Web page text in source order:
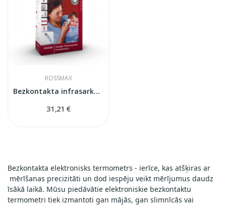
ROSSMAX
Bezkontakta infrasarkanais termometrs ROSSMAX...
31,21 €
Bezkontakta elektronisks termometrs - ierīce, kas atšķiras ar
mērīšanas precizitāti un dod iespēju veikt mērījumus daudz
īsākā laikā. Mūsu piedāvātie elektroniskie bezkontaktu
termometri tiek izmantoti gan mājās, gan slimnīcās vai